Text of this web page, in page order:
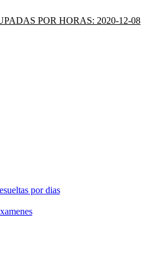
POR HORAS: 2020-12-08
por dias